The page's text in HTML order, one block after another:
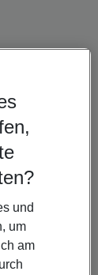
und
um
am